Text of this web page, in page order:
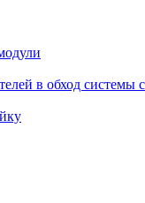
в обход системы